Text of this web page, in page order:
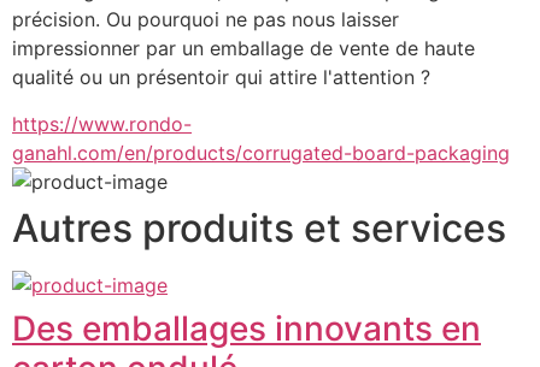
précision. Ou pourquoi ne pas nous laisser
impressionner par un emballage de vente de haute
qualité ou un présentoir qui attire l'attention ?
https://www.rondo-
ganahl.com/en/products/corrugated-board-packaging
Autres produits et services
Des emballages innovants en